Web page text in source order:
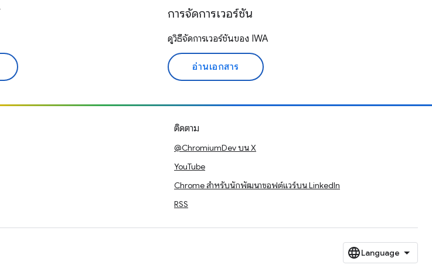
การจัดการเวอร์ชัน
ดูวิธีจัดการเวอร์ชันของ IWA
อ่านเอกสาร
ติดตาม
@ChromiumDev บน X
YouTube
Chrome สำหรับนักพัฒนาซอฟต์แวร์บน LinkedIn
RSS